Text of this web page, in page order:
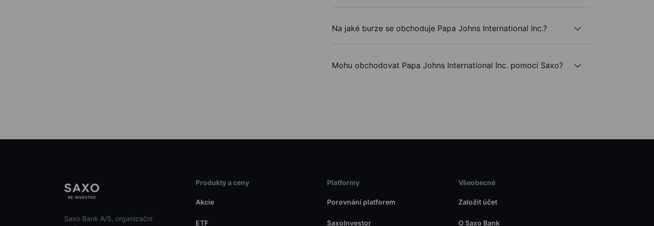
Na jaké burze se obchoduje Papa Johns International Inc.?
Mohu obchodovat Papa Johns International Inc. pomocí Saxo?
Saxo Bank A/S, organizační
Produkty a ceny
Akcie
ETF
Platformy
Porovnání platforem
SaxoInvestor
Všeobecné
Založit účet
O Saxo Bank